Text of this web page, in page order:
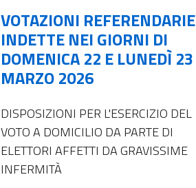
VOTAZIONI REFERENDARIE
INDETTE NEI GIORNI DI
DOMENICA 22 E LUNEDÌ 23
MARZO 2026
DISPOSIZIONI PER L'ESERCIZIO DEL
VOTO A DOMICILIO DA PARTE DI
ELETTORI AFFETTI DA GRAVISSIME
INFERMITÀ